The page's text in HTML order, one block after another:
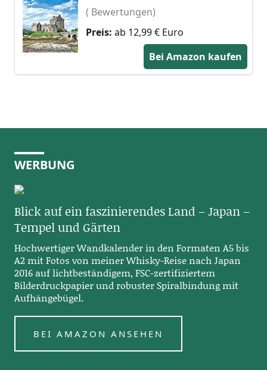
( Bewertungen)
Preis: ab 12,99 € Euro
Bei Amazon kaufen
WERBUNG
Blick auf ein faszinierendes Land – Japan –
Tempel und Gärten
Hochwertiger Wandkalender in den Formaten A5 bis
A2 mit Fotos von meiner Whisky-Reise nach Japan
2016 auf lichtbeständigem, FSC-zertifiziertem
Bilderdruckpapier und robuster Spiralbindung mit
Aufhängebügel.
BEI AMAZON ANSEHEN